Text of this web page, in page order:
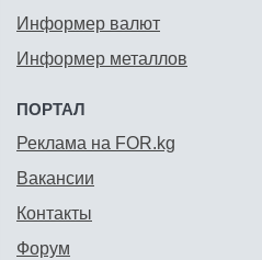
Информер валют
Информер металлов
ПОРТАЛ
Реклама на FOR.kg
Вакансии
Контакты
Форум